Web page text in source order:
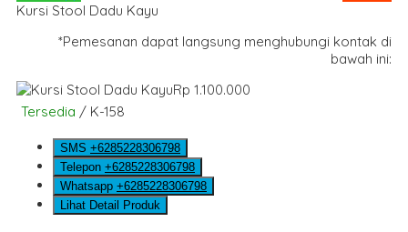
Kursi Stool Dadu Kayu
*Pemesanan dapat langsung menghubungi kontak di
bawah ini:
Rp 1.100.000
Tersedia / K-158
SMS +6285228306798
Telepon +6285228306798
Whatsapp +6285228306798
Lihat Detail Produk